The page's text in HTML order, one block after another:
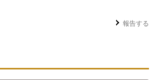
報告する